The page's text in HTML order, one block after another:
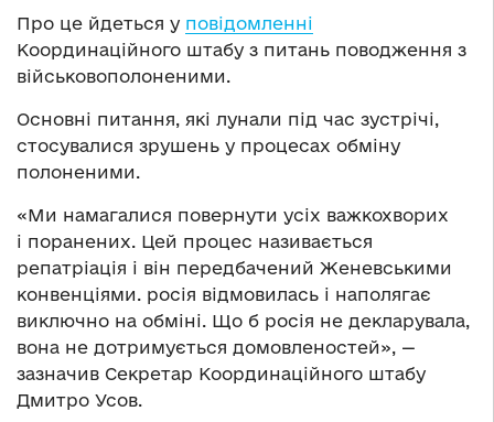
Про це йдеться у повідомленні
Координаційного штабу з питань поводження з
військовополоненими.
Основні питання, які лунали під час зустрічі,
стосувалися зрушень у процесах обміну
полоненими.
«Ми намагалися повернути усіх важкохворих
і поранених. Цей процес називається
репатріація і він передбачений Женевськими
конвенціями. росія відмовилась і наполягає
виключно на обміні. Що б росія не декларувала,
вона не дотримується домовленостей», —
зазначив Секретар Координаційного штабу
Дмитро Усов.